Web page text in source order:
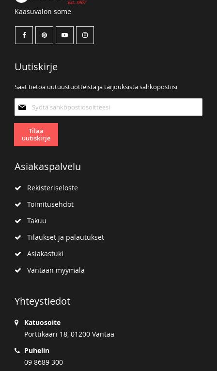
Kaasuvalon some
Uutiskirje
Saat tietoa uutuustuotteista ja tarjouksista sähköpostiisi
uutiskirjeemme:
Tilaa
uutiskirje
Asiakaspalvelu
Rekisteriseloste
Toimitusehdot
Takuu
Tilaukset ja palautukset
Asiakastuki
Vantaan myymälä
Yhteystiedot
Katuosoite
Porttikaari 18, 01200 Vantaa
Puhelin
09 8689 300